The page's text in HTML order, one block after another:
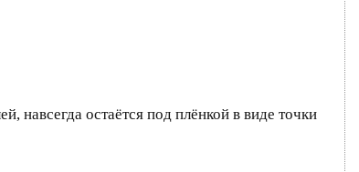
остаётся под плёнкой в виде точки